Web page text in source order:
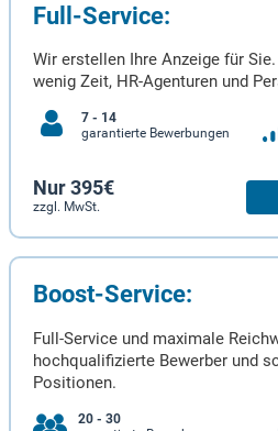
Full-Service:
Wir erstellen Ihre Anzeige für
wenig Zeit, HR-Agenturen und
7 - 14
garantierte Bewerbungen
Nur 395€
zzgl. MwSt.
Boost-Service:
Full-Service und maximale
hochqualifizierte Bewerber und
Positionen.
20 - 30